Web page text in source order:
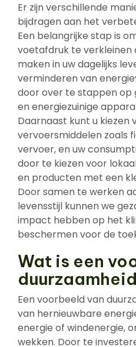
Er zijn verschillende
bijdragen aan het
Een belangrijke stap is
voetafdruk te verkleinen
maken in uw dagelijks
verminderen van
door over te stappen op
en energiezuinige
Daarnaast kunt u kiezen
vervoersmiddelen zoals
vervoer, en uw
door te kiezen voor
en producten met een
Door samen te werken
levensstijl kunnen we
impact hebben op het
beschermen voor de
Wat is een
Een voorbeeld van
van hernieuwbare
energie of windenergie,
wekken. Door te